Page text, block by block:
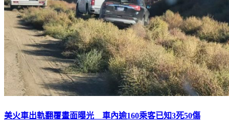
美火車出軌翻覆畫面曝光 車內逾160乘客已知3死50傷